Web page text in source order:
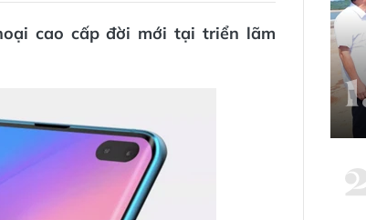
cao cấp đời mới tại triển lãm